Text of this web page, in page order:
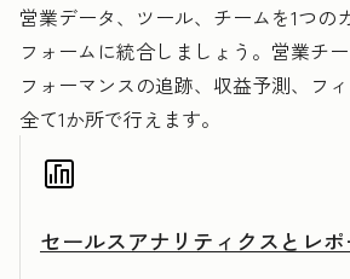
営業データ、ツール、チームを1つの
フォームに統合しましょう。営業チ
フォーマンスの追跡、収益予測、フ
全て1か所で行えます。
セールスアナリティクスとレポ